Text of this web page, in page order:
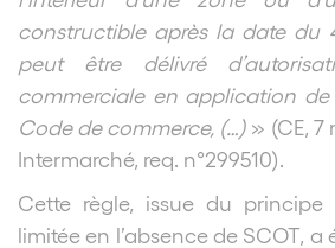
constructible après la date du
peut être délivré
commerciale en application de
Code de commerce, (…) » (CE, 7
Intermarché, req. n°299510).
Cette règle, issue du principe
limitée en l’absence de SCOT, a